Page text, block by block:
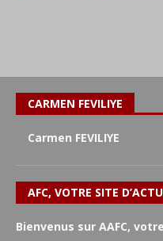
CARMEN FEVILIYE
Carmen FEVILIYE
AFC, VOTRE SITE
Bienvenus sur AAFC,